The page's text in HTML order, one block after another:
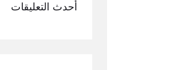
أحدث التعليقات